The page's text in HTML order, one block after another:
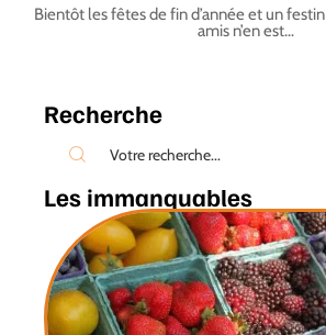
Bientôt les fêtes de fin d’année et un
amis n’en est…
Recherche
Les immanquables